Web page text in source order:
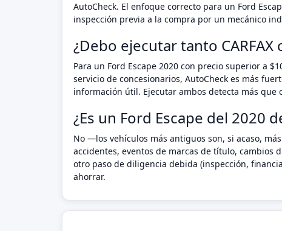
AutoCheck. El enfoque correcto para un Ford
inspección previa a la compra por un mecánico
¿Debo ejecutar tanto
Para un Ford Escape 2020 con precio superior a
servicio de concesionarios, AutoCheck es más
información útil. Ejecutar ambos detecta más que
¿Es un Ford Escape del 2020
No —los vehículos más antiguos son, si acaso,
accidentes, eventos de marcas de título, cambios
otro paso de diligencia debida (inspección,
ahorrar.